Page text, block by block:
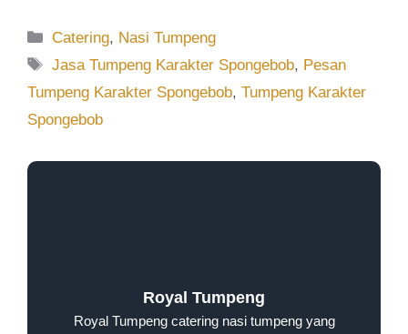
Catering, Nasi Tumpeng
Jasa Tumpeng Karakter Spongebob, Pesan
Tumpeng Karakter Spongebob, Tumpeng Karakter
Spongebob
Royal Tumpeng
Royal Tumpeng catering nasi tumpeng yang